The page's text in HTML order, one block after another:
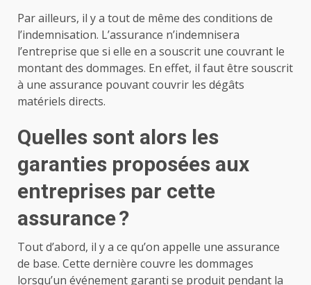
Par ailleurs, il y a tout de même des conditions de
l’indemnisation. L’assurance n’indemnisera
l’entreprise que si elle en a souscrit une couvrant le
montant des dommages. En effet, il faut être souscrit
à une assurance pouvant couvrir les dégâts
matériels directs.
Quelles sont alors les
garanties proposées aux
entreprises par cette
assurance ?
Tout d’abord, il y a ce qu’on appelle une assurance
de base. Cette dernière couvre les dommages
lorsqu’un événement garanti se produit pendant la